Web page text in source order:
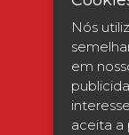
Nós
em
aceita a